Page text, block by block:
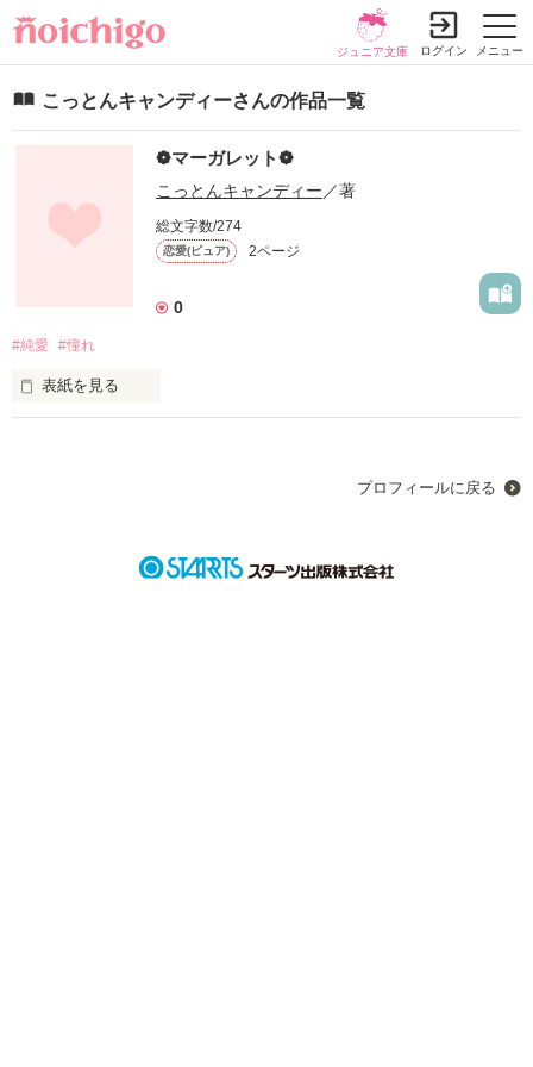
メニュー
ジュニア文庫 ログイン
こっとんキャンディーさんの作品一覧
❁マーガレット❁
こっとんキャンディー ／著
総文字数/274
恋愛(ピュア) 2ページ
0
#純愛 #憧れ
表紙を見る
プロフィールに戻る